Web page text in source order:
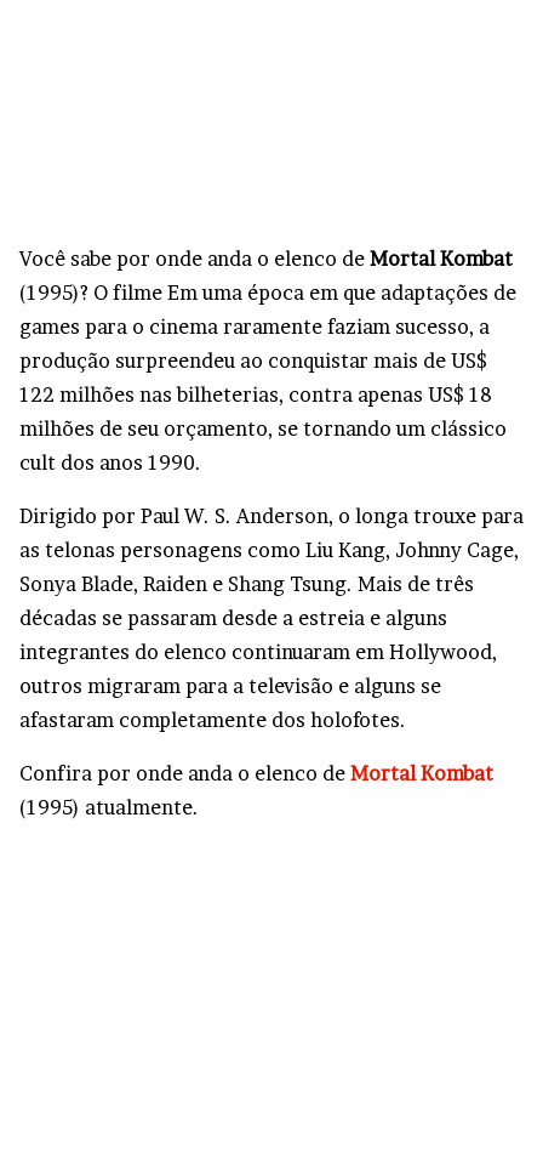
Você sabe por onde anda o elenco de Mortal Kombat
(1995)? O filme Em uma época em que adaptações de
games para o cinema raramente faziam sucesso, a
produção surpreendeu ao conquistar mais de US$
122 milhões nas bilheterias, contra apenas US$ 18
milhões de seu orçamento, se tornando um clássico
cult dos anos 1990.
Dirigido por Paul W. S. Anderson, o longa trouxe para
as telonas personagens como Liu Kang, Johnny Cage,
Sonya Blade, Raiden e Shang Tsung. Mais de três
décadas se passaram desde a estreia e alguns
integrantes do elenco continuaram em Hollywood,
outros migraram para a televisão e alguns se
afastaram completamente dos holofotes.
Confira por onde anda o elenco de Mortal Kombat
(1995) atualmente.